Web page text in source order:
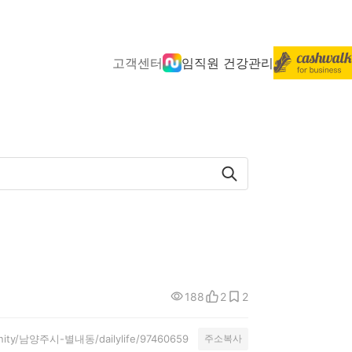
고객센터 임직원 건강관리
188 2 2
남양주시-별내동/dailylife/97460659 주소복사